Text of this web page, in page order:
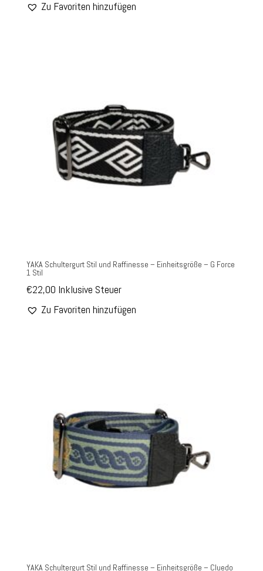
Zu Favoriten hinzufügen
YAKA Schultergurt Stil und Raffinesse – Einheitsgröße – G Force
1 Stil
€22,00 Inklusive Steuer
Zu Favoriten hinzufügen
YAKA Schultergurt Stil und Raffinesse – Einheitsgröße – Cluedo